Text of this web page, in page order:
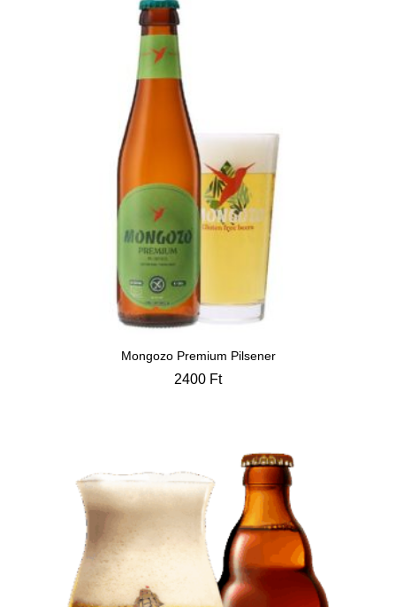
Mongozo Premium Pilsener
2400 Ft